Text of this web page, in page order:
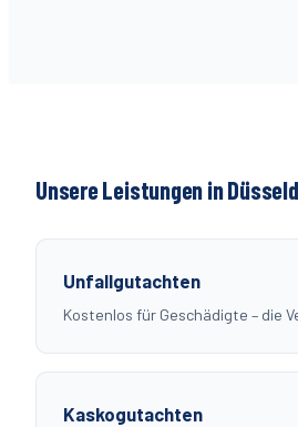
Unsere Leistungen in
Unfallgutachten
Kostenlos für Geschädigte – die
Kaskogutachten